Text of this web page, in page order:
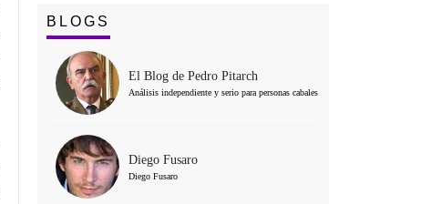
BLOGS
El Blog de Pedro Pitarch
Análisis independiente y serio para personas cabales
Diego Fusaro
Diego Fusaro